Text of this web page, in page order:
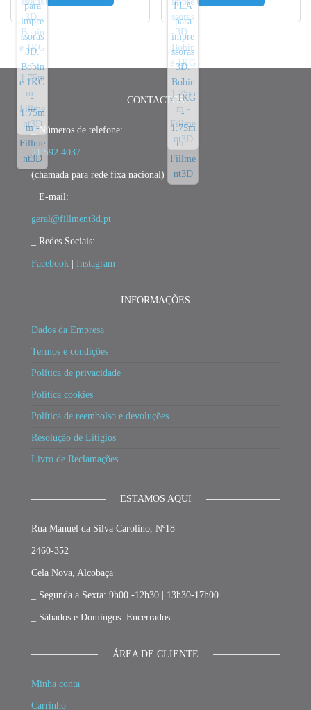
CONTACTOS
_ Números de telefone:
21 592 4037
(chamada para rede fixa nacional)
_ E-mail:
geral@fillment3d.pt
_ Redes Sociais:
Facebook Instagram
INFORMAÇÕES
Dados da Empresa
Termos e condições
Política de privacidade
Política cookies
Política de reembolso e devoluções
Resolução de Litígios
Livro de Reclamações
ESTAMOS AQUI
Rua Manuel da Silva Carolino, Nº18
2460-352
Cela Nova, Alcobaça
_ Segunda a Sexta: 9h00 -12h30 | 13h30-17h00
_ Sábados e Domingos: Encerrados
ÁREA DE CLIENTE
Minha conta
Carrinho